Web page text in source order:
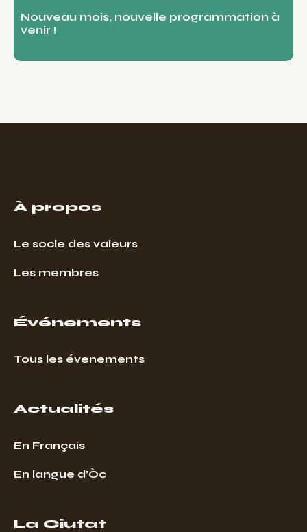
Nouveau mois, nouvelle programmation à
venir !
À propos
Le socle des valeurs
Les membres
Événements
Tous les évenements
Actualités
En Français
En langue d’Òc
La Ciutat